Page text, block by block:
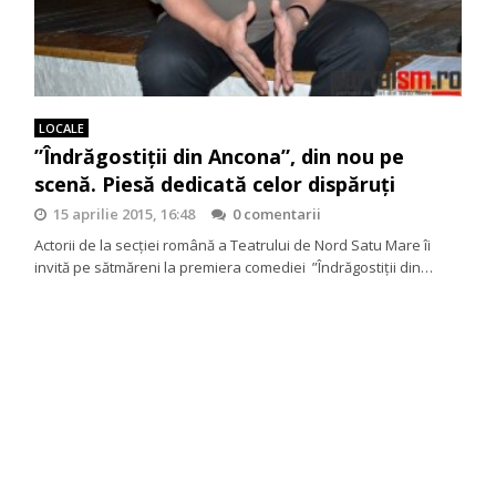
LOCALE
”Îndrăgostiții din Ancona”, din nou pe
scenă. Piesă dedicată celor dispăruți
15 aprilie 2015, 16:48
0 comentarii
Actorii de la secției română a Teatrului de Nord Satu Mare îi
invită pe sătmăreni la premiera comediei ”Îndrăgostiții din…